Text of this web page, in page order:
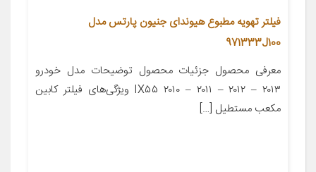
فیلتر تهویه مطبوع هیوندای جنیون پارتس مدل
971333J100
معرفی محصول جزئیات محصول توضیحات مدل خودرو
IX۵۵ ۲۰۱۰ – ۲۰۱۱ – ۲۰۱۲ – ۲۰۱۳ ویژگی‌های فیلتر کابین
مکعب مستطیل […]